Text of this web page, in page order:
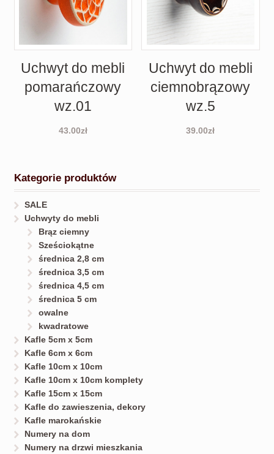
Uchwyt do mebli
pomarańczowy
wz.01
43.00zł
Uchwyt do mebli
ciemnobrązowy
wz.5
39.00zł
Kategorie produktów
SALE
Uchwyty do mebli
Brąz ciemny
Sześciokątne
średnica 2,8 cm
średnica 3,5 cm
średnica 4,5 cm
średnica 5 cm
owalne
kwadratowe
Kafle 5cm x 5cm
Kafle 6cm x 6cm
Kafle 10cm x 10cm
Kafle 10cm x 10cm komplety
Kafle 15cm x 15cm
Kafle do zawieszenia, dekory
Kafle marokańskie
Numery na dom
Numery na drzwi mieszkania